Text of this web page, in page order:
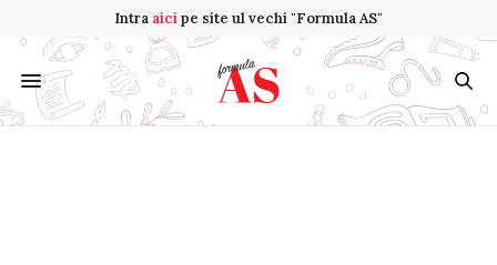
Intra aicipe site ul vechi "Formula AS"